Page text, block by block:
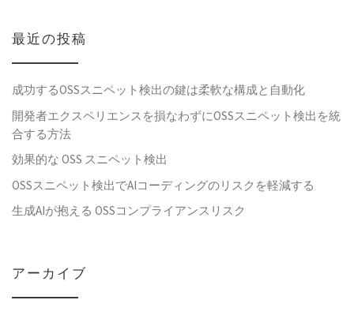
最近の投稿
成功するOSSスニペット検出の鍵は柔軟な構成と自動化
開発者エクスペリエンスを損なわずにOSSスニペット検出を統
合する方法
効果的な OSS スニペット検出
OSSスニペット検出でAIコーディングのリスクを軽減する
生成AIが抱える OSSコンプライアンスリスク
アーカイブ